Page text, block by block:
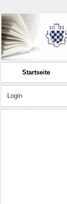
Startseite
Login